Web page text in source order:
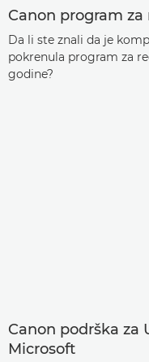
Canon program
Da li ste znali da je
pokrenula program za
godine?
Canon podrška za
Microsoft